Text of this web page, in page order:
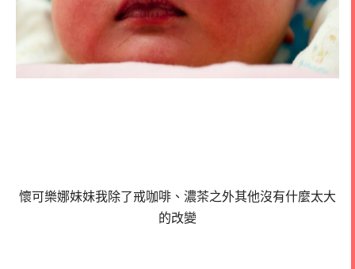
懷可樂娜妹妹我除了戒咖啡、濃茶之外其他沒有什麼太大
的改變